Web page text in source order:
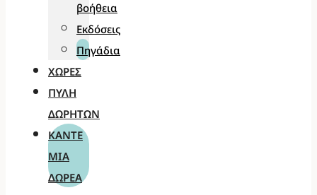
βοήθεια
Εκδόσεις
Πηγάδια
ΧΏΡΕΣ
ΠΎΛΗ
ΔΩΡΗΤΏΝ
ΚΆΝΤΕ
ΜΊΑ
ΔΩΡΕΆ